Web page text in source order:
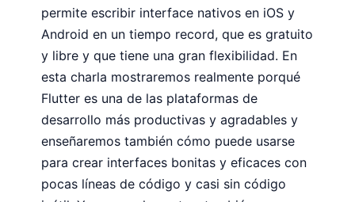
permite escribir interface nativos en iOS y
Android en un tiempo record, que es gratuito
y libre y que tiene una gran flexibilidad. En
esta charla mostraremos realmente porqué
Flutter es una de las plataformas de
desarrollo más productivas y agradables y
enseñaremos también cómo puede usarse
para crear interfaces bonitas y eficaces con
pocas líneas de código y casi sin código